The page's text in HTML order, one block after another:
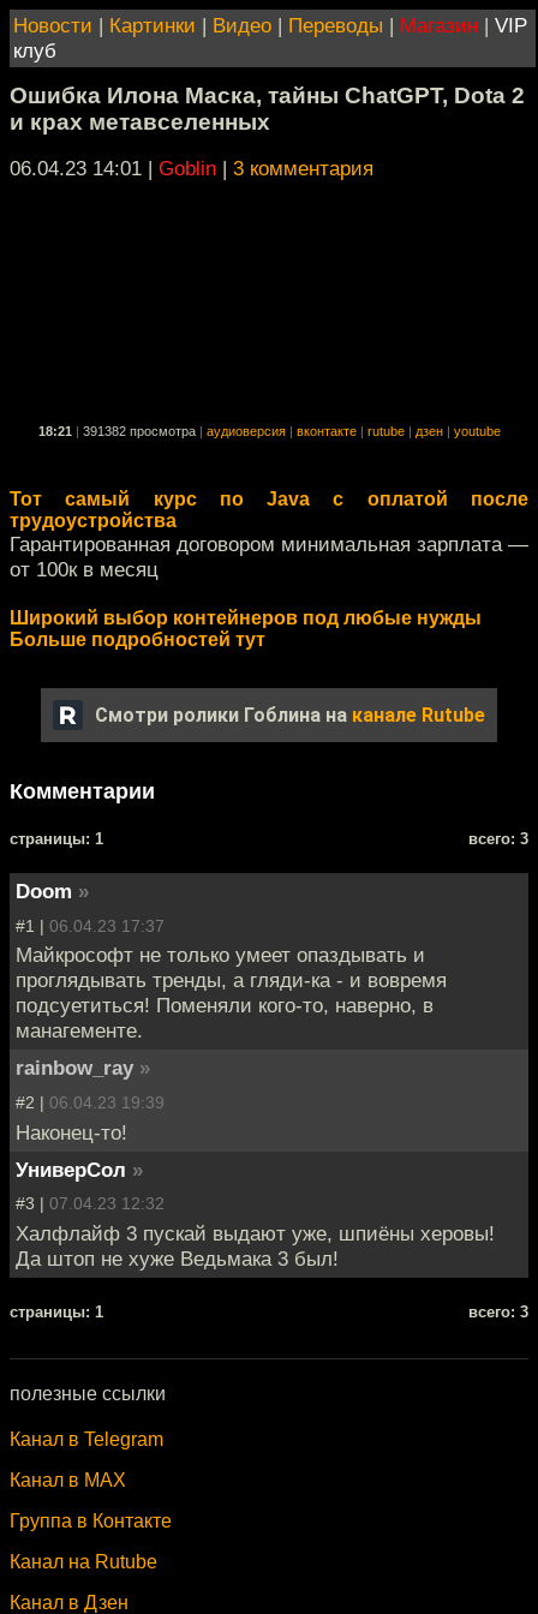
Новости | Картинки | Видео | Переводы | Магазин | VIP
клуб
Ошибка Илона Маска, тайны ChatGPT, Dota 2
и крах метавселенных
06.04.23 14:01 | Goblin | 3 комментария
18:21 391382 просмотра аудиоверсия вконтакте rutube дзен youtube
Тот самый курс по Java с оплатой после
трудоустройства
Гарантированная договором минимальная зарплата —
от 100к в месяц
Широкий выбор контейнеров под любые нужды
Больше подробностей тут
Смотри ролики Гоблина на канале Rutube
Комментарии
cтраницы: 1 всего: 3
Doom »
#1 | 06.04.23 17:37
Майкрософт не только умеет опаздывать и
проглядывать тренды, а гляди-ка - и вовремя
подсуетиться! Поменяли кого-то, наверно, в
манагементе.
rainbow_ray »
#2 | 06.04.23 19:39
Наконец-то!
УниверСол »
#3 | 07.04.23 12:32
Халфлайф 3 пускай выдают уже, шпиёны херовы!
Да штоп не хуже Ведьмака 3 был!
cтраницы: 1 всего: 3
полезные ссылки
Канал в Telegram
Канал в MAX
Группа в Контакте
Канал на Rutube
Канал в Дзен